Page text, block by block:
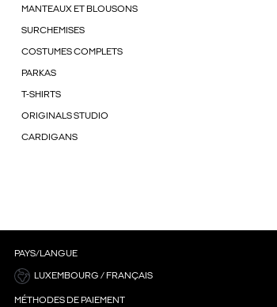
MANTEAUX ET BLOUSONS
SURCHEMISES
COSTUMES COMPLETS
PARKAS
T-SHIRTS
ORIGINALS STUDIO
CARDIGANS
PAYS/LANGUE
LUXEMBOURG / FRANÇAIS
MÉTHODES DE PAIEMENT